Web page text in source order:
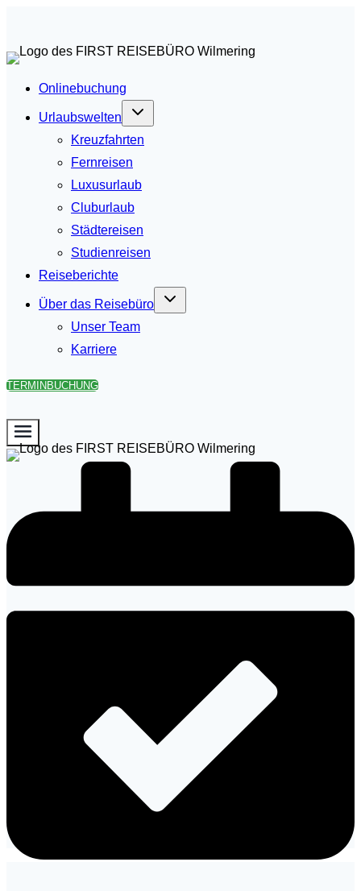
springen
Onlinebuchung
Urlaubswelten
Kreuzfahrten
Fernreisen
Luxusurlaub
Cluburlaub
Städtereisen
Studienreisen
Reiseberichte
Über das Reisebüro
Unser Team
Karriere
TERMINBUCHUNG